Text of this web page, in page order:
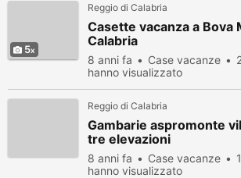
5
Reggio di Calabria
Casette vacanza a Bova
Calabria
8 anni fa Case vacanze
hanno visualizzato
Reggio di Calabria
Gambarie aspromonte
tre elevazioni
8 anni fa Case vacanze
hanno visualizzato